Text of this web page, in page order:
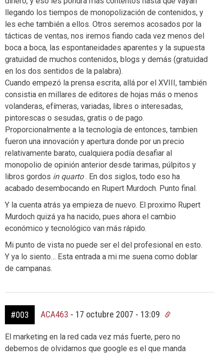
llegando los tiempos de monopolización de contenidos, y
les eche también a ellos. Otros seremos acosados por la
tácticas de ventas, nos iremos fiando cada vez menos del
boca a boca, las espontaneidades aparentes y la supuesta
gratuidad de muchos contenidos, blogs y demás (gratuidad
en los dos sentidos de la palabra).
Cuando empezó la prensa escrita, allá por el XVIII, también
consistia en millares de editores de hojas más o menos
volanderas, efímeras, variadas, libres o interesadas,
pintorescas o sesudas, gratis o de pago.
Proporcionalmente a la tecnología de entonces, tambien
fueron una innovación y apertura donde por un precio
relativamente barato, cualquiera podía desafiar al
monopolio de opinión anterior desde tarimas, púlpitos y
libros gordos in quarto. En dos siglos, todo eso ha
acabado desembocando en Rupert Murdoch. Punto final.
Y la cuenta atrás ya empieza de nuevo. El proximo Rupert
Murdoch quizá ya ha nacido, pues ahora el cambio
económico y tecnológico van más rápido.
Mi punto de vista no puede ser el del profesional en esto.
Y ya lo siento… Esta entrada a mi me suena como doblar
de campanas.
#003 ACA463 - 17 octubre 2007 - 13:09
El marketing en la red cada vez más fuerte, pero no
debemos de olvidarnos que google es el que manda